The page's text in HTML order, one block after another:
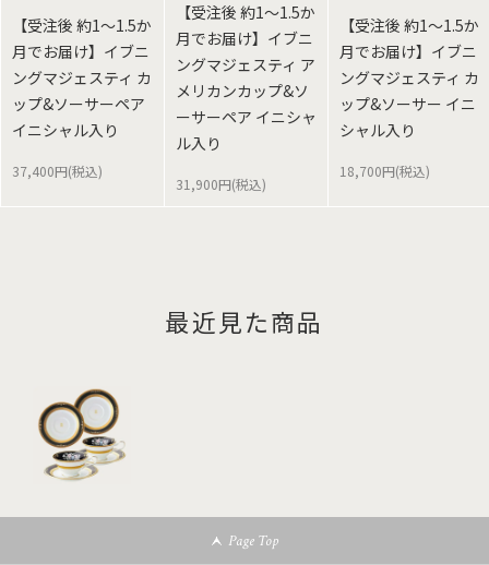
【受注後 約1～1.5か
月でお届け】イブニ
ングマジェスティ カ
ップ&ソーサーペア
イニシャル入り
37,400円(税込)
【受注後 約1～1.5か
月でお届け】イブニ
ングマジェスティ ア
メリカンカップ&ソ
ーサーペア イニシャ
ル入り
31,900円(税込)
【受注後 約1～1.5か
月でお届け】イブニ
ングマジェスティ カ
ップ&ソーサー イニ
シャル入り
18,700円(税込)
最近見た商品
Page Top